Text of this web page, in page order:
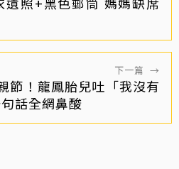
下一篇 →
節！龍鳳胎兒吐「我沒有
話全網鼻酸